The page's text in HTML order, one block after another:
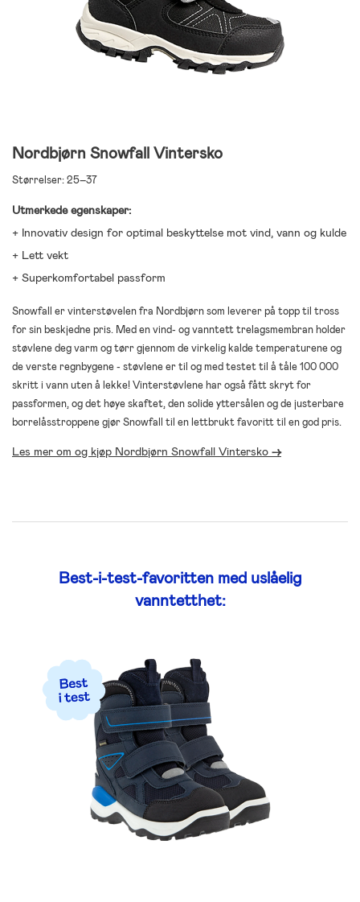
Nordbjørn Snowfall Vintersko
Størrelser: 25–37
Utmerkede egenskaper:
+ Innovativ design for optimal beskyttelse mot vind, vann og kulde
+ Lett vekt
+ Superkomfortabel passform
Snowfall er vinterstøvelen fra Nordbjørn som leverer på topp til tross
for sin beskjedne pris. Med en vind- og vanntett trelagsmembran holder
støvlene deg varm og tørr gjennom de virkelig kalde temperaturene og
de verste regnbygene - støvlene er til og med testet til å tåle 100 000
skritt i vann uten å lekke! Vinterstøvlene har også fått skryt for
passformen, og det høye skaftet, den solide yttersålen og de justerbare
borrelåsstroppene gjør Snowfall til en lettbrukt favoritt til en god pris.
Les mer om og kjøp Nordbjørn Snowfall Vintersko ->
Best-i-test-favoritten med uslåelig
vanntetthet: